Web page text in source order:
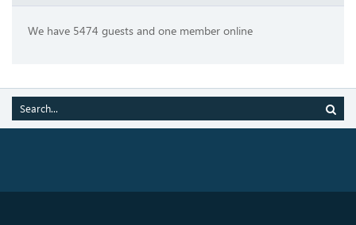
We have 5474 guests and one member online